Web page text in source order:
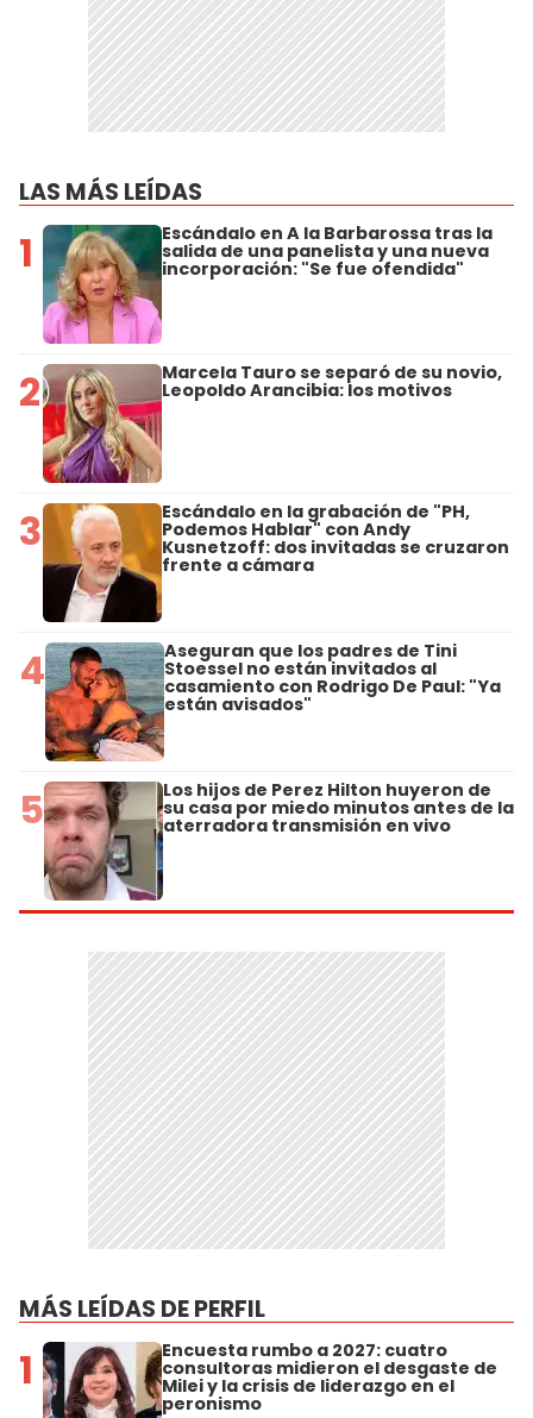
LAS MÁS LEÍDAS
1 Escándalo en A la Barbarossa tras la
salida de una panelista y una nueva
incorporación: "Se fue ofendida"
2 Marcela Tauro se separó de su novio,
Leopoldo Arancibia: los motivos
3 Escándalo en la grabación de "PH,
Podemos Hablar" con Andy
Kusnetzoff: dos invitadas se cruzaron
frente a cámara
4 Aseguran que los padres de Tini
Stoessel no están invitados al
casamiento con Rodrigo De Paul: "Ya
están avisados"
5 Los hijos de Perez Hilton huyeron de
su casa por miedo minutos antes de la
aterradora transmisión en vivo
MÁS LEÍDAS DE PERFIL
1 Encuesta rumbo a 2027: cuatro
consultoras midieron el desgaste de
Milei y la crisis de liderazgo en el
peronismo